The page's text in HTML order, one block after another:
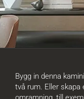
Kampanjer
Partners
Tips & Råd
Bygg in denna
två rum. Eller skapa